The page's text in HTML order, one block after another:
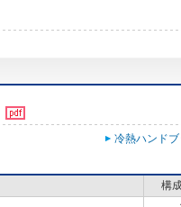
冷熱ハンド
構